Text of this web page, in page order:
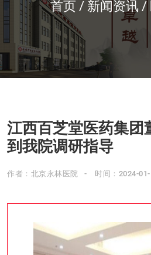
首页 新闻资讯
江西百芝堂医药集团
到我院调研指导
作者：北京永林医院 时间：2024-